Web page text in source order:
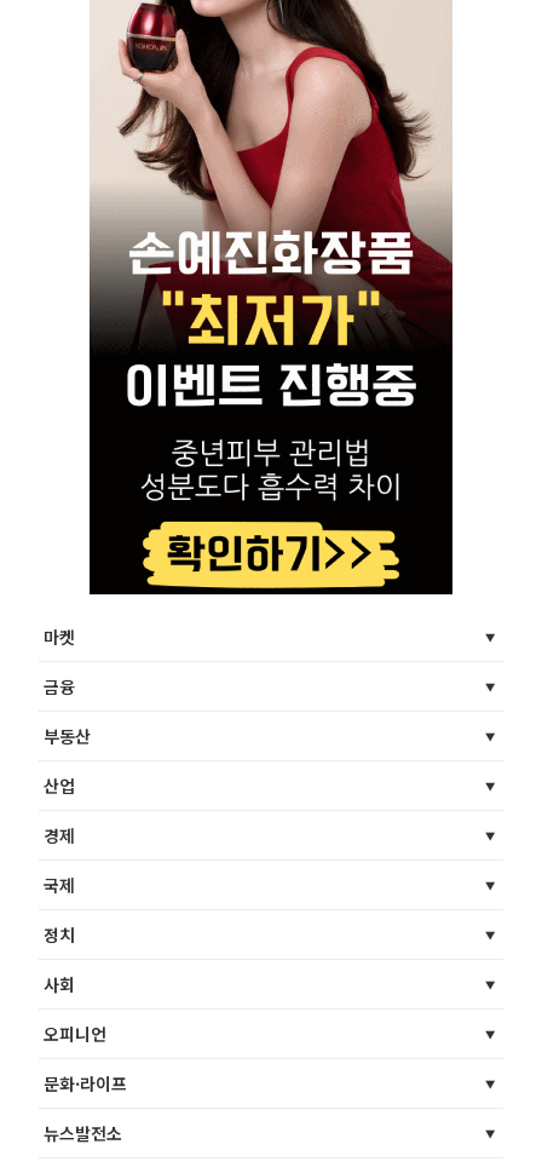
마켓
금융
부동산
산업
경제
국제
정치
사회
오피니언
문화·라이프
뉴스발전소